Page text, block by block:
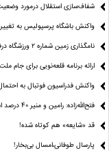
شفاف‌سازی استقلال درمورد
واکنش باشگاه پرسپولیس به
نامگذاری زمین شماره ۲ ورزشگاه درفشی‌فر به نام شهید «ماکان نصیری»
ارائه برنامه‌ قلعه‌نویی برای جام
واکنش فدراسیون فوتبال به
فتح‌الله‌زاده: رامین و منیر 40 درصد استقلال بودند!
قد «شایعه» هم کوتاه شده!
پارسال طوفانی،امسال بی‌بخار!